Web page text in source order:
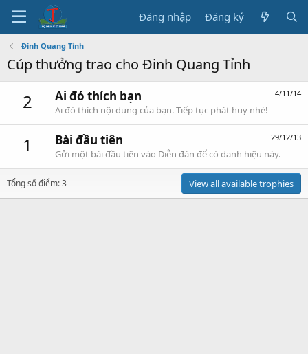
Đăng nhập Đăng ký
Đinh Quang Tỉnh
Cúp thưởng trao cho Đinh Quang Tỉnh
2 4/11/14
Ai đó thích bạn
Ai đó thích nội dung của bạn. Tiếp tục phát huy nhé!
1 29/12/13
Bài đầu tiên
Gửi một bài đầu tiên vào Diễn đàn để có danh hiệu này.
Tổng số điểm: 3 View all available trophies